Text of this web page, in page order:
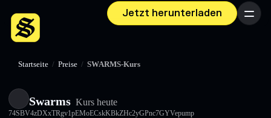
Jetzt herunterladen Menü
Startseite / Preise / SWARMS-Kurs
Swarms Kurs heute
74SBV4zDXxTRgv1pEMoECskKBkZHc2yGPnc7GYVepump